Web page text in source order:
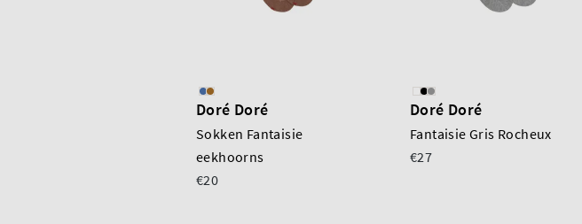
Doré Doré
Sokken Fantaisie
eekhoorns
€20
Doré Doré
Fantaisie Gris Rocheux
€27